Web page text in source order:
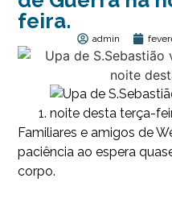
feira.
admin
Familiares e amigos de
paciência ao espera
corpo.